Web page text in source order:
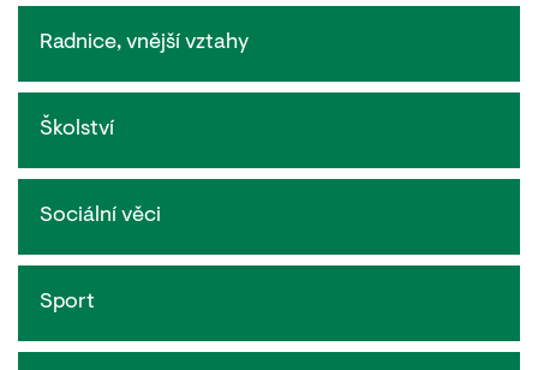
Radnice, vnější vztahy
Školství
Sociální věci
Sport